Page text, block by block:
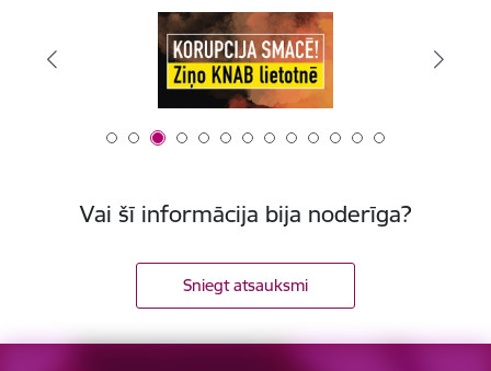
Vai šī informācija bija noderīga?
Sniegt atsauksmi